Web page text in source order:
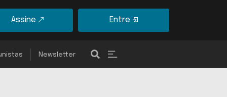
Assine Entre
Newsletter